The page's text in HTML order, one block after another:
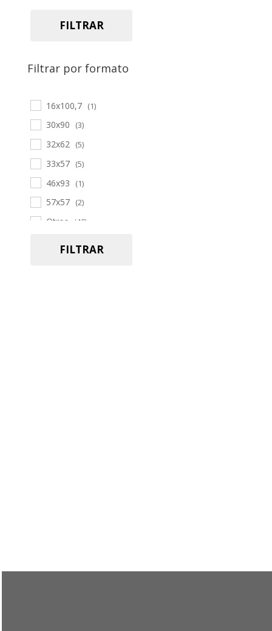
FILTRAR
Filtrar por formato
16x100,7 (1)
30x90 (3)
32x62 (5)
33x57 (5)
46x93 (1)
57x57 (2)
Otros (40)
FILTRAR